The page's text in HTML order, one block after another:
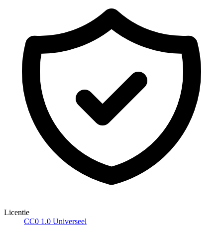
Licentie
CC0 1.0 Universeel